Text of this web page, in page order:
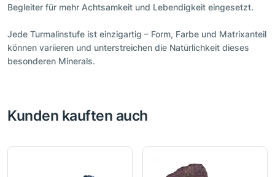
Begleiter für mehr Achtsamkeit und Lebendigkeit eingesetzt.
Jede Turmalinstufe ist einzigartig – Form, Farbe und Matrixanteil
können variieren und unterstreichen die Natürlichkeit dieses
besonderen Minerals.
Kunden kauften auch